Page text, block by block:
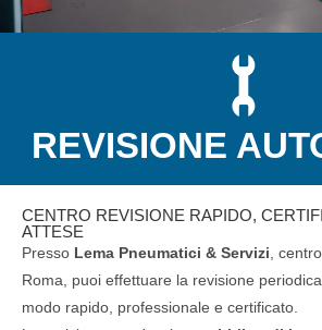
REVISIONE
CENTRO REVISIONE RAPIDO,
ATTESE
Presso Lema Pneumatici & Servizi ,
Roma, puoi effettuare la revisione
modo rapido, professionale e certificato.